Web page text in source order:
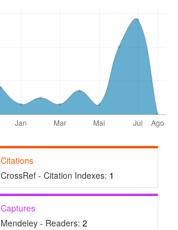
Citations
CrossRef - Citation Indexes: 1
Captures
Mendeley - Readers: 2